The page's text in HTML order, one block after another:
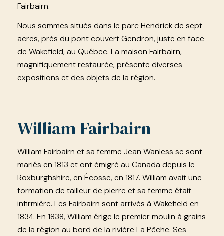
Fairbairn.
Nous sommes situés dans le parc Hendrick de sept
acres, près du pont couvert Gendron, juste en face
de Wakefield, au Québec. La maison Fairbairn,
magnifiquement restaurée, présente diverses
expositions et des objets de la région.
William Fairbairn
William Fairbairn et sa femme Jean Wanless se sont
mariés en 1813 et ont émigré au Canada depuis le
Roxburghshire, en Écosse, en 1817. William avait une
formation de tailleur de pierre et sa femme était
infirmière. Les Fairbairn sont arrivés à Wakefield en
1834. En 1838, William érige le premier moulin à grains
de la région au bord de la rivière La Pêche. Ses